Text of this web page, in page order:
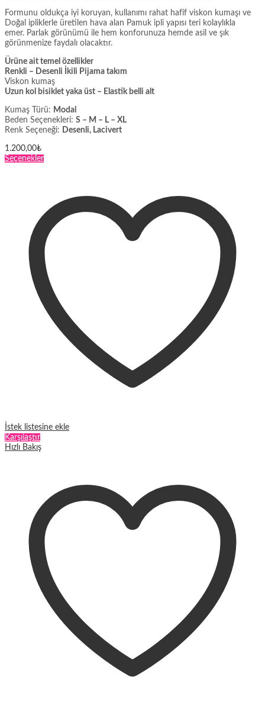
Formunu oldukça iyi koruyan, kullanımı rahat hafif viskon kumaşı ve
Doğal ipliklerle üretilen hava alan Pamuk ipli yapısı teri kolaylıkla
emer. Parlak görünümü ile hem konforunuza hemde asil ve şık
görünmenize faydalı olacaktır.
Ürüne ait temel özellikler
Renkli – Desenli İkili Pijama takım
Viskon kumaş
Uzun kol bisiklet yaka üst – Elastik belli alt
Kumaş Türü: Modal
Beden Seçenekleri: S – M – L – XL
Renk Seçeneği: Desenli, Lacivert
1.200,00₺
SeçeneklerBu
varyasyonu
var.
Seçenekler
ürün
sayfasından
seçilebilir
İstek listesine ekle
Karşılaştır
Hızlı Bakış